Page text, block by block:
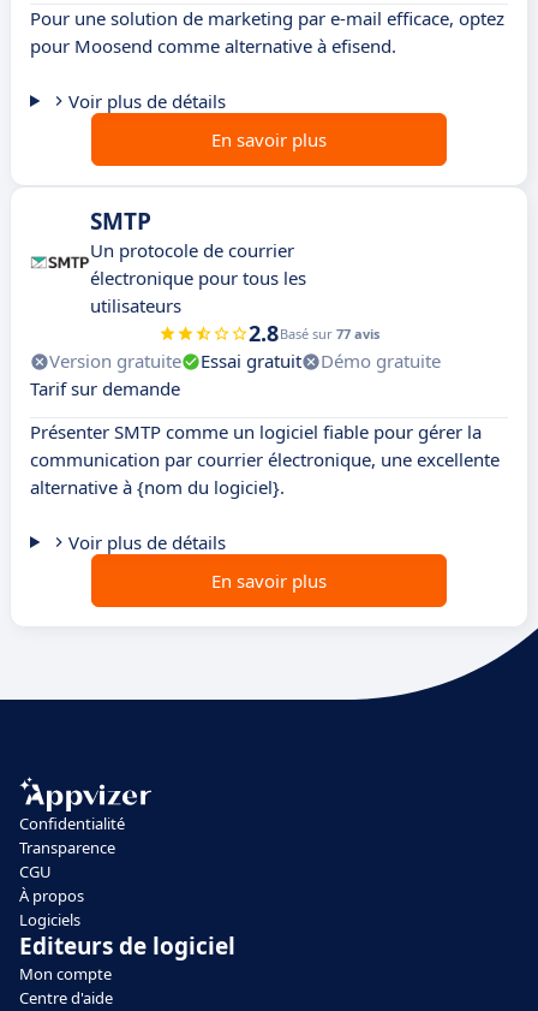
Pour une solution de marketing par e-mail efficace, optez
pour Moosend comme alternative à efisend.
Voir plus de détails
En savoir plus
SMTP
Un protocole de courrier
électronique pour tous les
utilisateurs
2.8Basé sur 77 avis
Version gratuite Essai gratuit
Démo gratuite
Tarif sur demande
Présenter SMTP comme un logiciel fiable pour gérer la
communication par courrier électronique, une excellente
alternative à {nom du logiciel}.
Voir plus de détails
En savoir plus
Confidentialité
Transparence
CGU
À propos
Logiciels
Editeurs de logiciel
Mon compte
Centre d'aide